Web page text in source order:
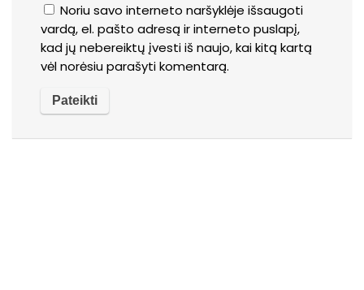
Noriu savo interneto naršyklėje išsaugoti
vardą, el. pašto adresą ir interneto puslapį,
kad jų nebereiktų įvesti iš naujo, kai kitą kartą
vėl norėsiu parašyti komentarą.